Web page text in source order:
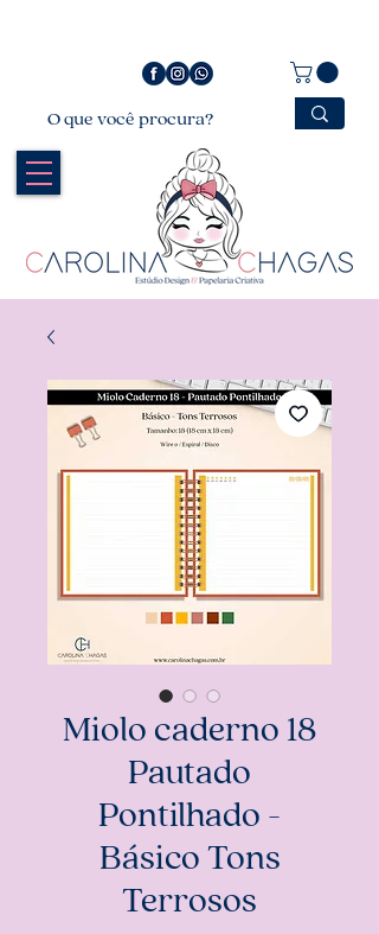
Miolo caderno 18
Pautado
Pontilhado -
Básico Tons
Terrosos